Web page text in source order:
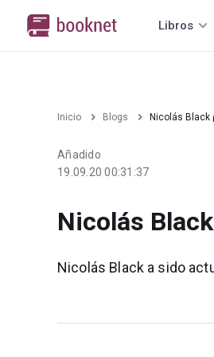
Libros
Inicio Blogs Nicolás Black
Añadido
19.09.20 00:31:37
Nicolás
Nicolás Black a sido